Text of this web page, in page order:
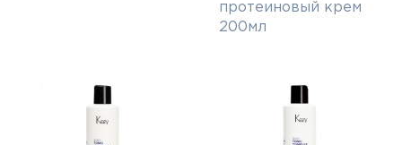
протеиновый крем
200мл